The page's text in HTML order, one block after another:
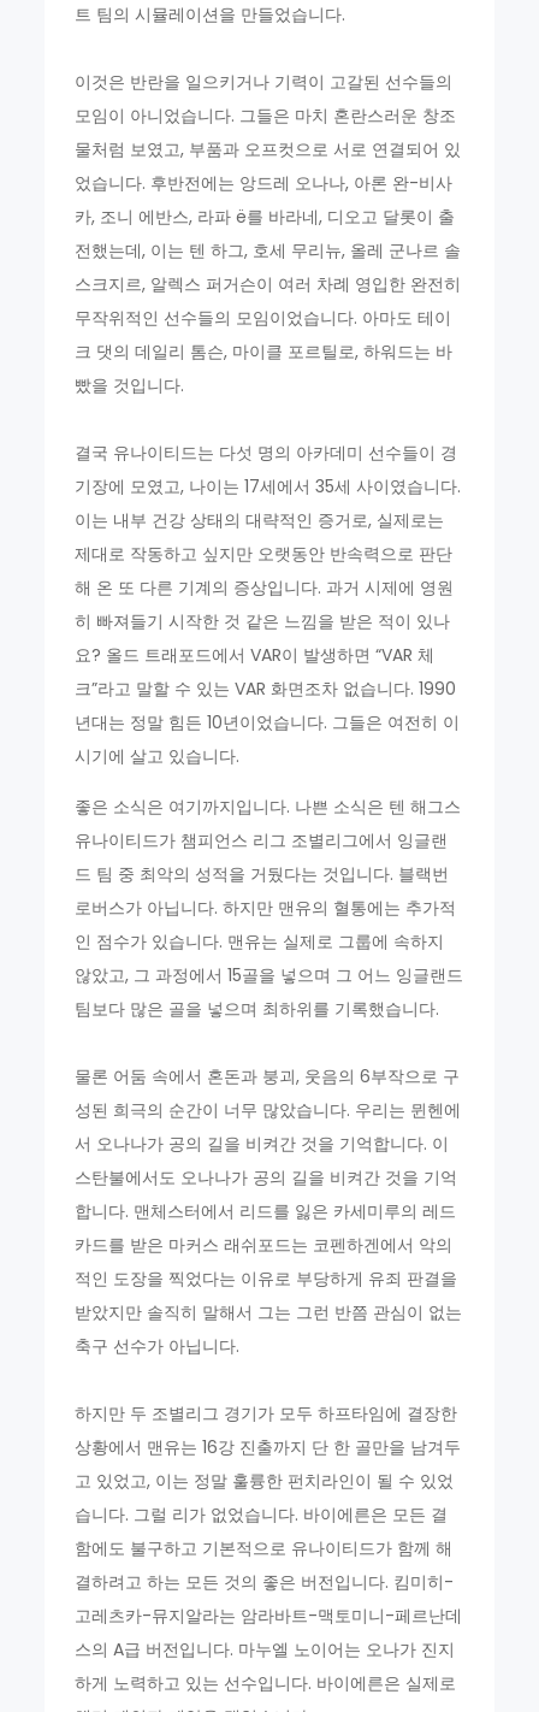
트 팀의 시뮬레이션을 만들었습니다.
이것은 반란을 일으키거나 기력이 고갈된 선수들의
모임이 아니었습니다. 그들은 마치 혼란스러운 창조
물처럼 보였고, 부품과 오프컷으로 서로 연결되어 있
었습니다. 후반전에는 앙드레 오나나, 아론 완-비사
카, 조니 에반스, 라파 ë를 바라네, 디오고 달롯이 출
전했는데, 이는 텐 하그, 호세 무리뉴, 올레 군나르 솔
스크지르, 알렉스 퍼거슨이 여러 차례 영입한 완전히
무작위적인 선수들의 모임이었습니다. 아마도 테이
크 댓의 데일리 톰슨, 마이클 포르틸로, 하워드는 바
빴을 것입니다.
결국 유나이티드는 다섯 명의 아카데미 선수들이 경
기장에 모였고, 나이는 17세에서 35세 사이였습니다.
이는 내부 건강 상태의 대략적인 증거로, 실제로는
제대로 작동하고 싶지만 오랫동안 반속력으로 판단
해 온 또 다른 기계의 증상입니다. 과거 시제에 영원
히 빠져들기 시작한 것 같은 느낌을 받은 적이 있나
요? 올드 트래포드에서 VAR이 발생하면 “VAR 체
크”라고 말할 수 있는 VAR 화면조차 없습니다. 1990
년대는 정말 힘든 10년이었습니다. 그들은 여전히 이
시기에 살고 있습니다.
좋은 소식은 여기까지입니다. 나쁜 소식은 텐 해그스
유나이티드가 챔피언스 리그 조별리그에서 잉글랜
드 팀 중 최악의 성적을 거뒀다는 것입니다. 블랙번
로버스가 아닙니다. 하지만 맨유의 혈통에는 추가적
인 점수가 있습니다. 맨유는 실제로 그룹에 속하지
않았고, 그 과정에서 15골을 넣으며 그 어느 잉글랜드
팀보다 많은 골을 넣으며 최하위를 기록했습니다.
물론 어둠 속에서 혼돈과 붕괴, 웃음의 6부작으로 구
성된 희극의 순간이 너무 많았습니다. 우리는 뮌헨에
서 오나나가 공의 길을 비켜간 것을 기억합니다. 이
스탄불에서도 오나나가 공의 길을 비켜간 것을 기억
합니다. 맨체스터에서 리드를 잃은 카세미루의 레드
카드를 받은 마커스 래쉬포드는 코펜하겐에서 악의
적인 도장을 찍었다는 이유로 부당하게 유죄 판결을
받았지만 솔직히 말해서 그는 그런 반쯤 관심이 없는
축구 선수가 아닙니다.
하지만 두 조별리그 경기가 모두 하프타임에 결장한
상황에서 맨유는 16강 진출까지 단 한 골만을 남겨두
고 있었고, 이는 정말 훌륭한 펀치라인이 될 수 있었
습니다. 그럴 리가 없었습니다. 바이에른은 모든 결
함에도 불구하고 기본적으로 유나이티드가 함께 해
결하려고 하는 모든 것의 좋은 버전입니다. 킴미히-
고레츠카-뮤지알라는 암라바트-맥토미니-페르난데
스의 A급 버전입니다. 마누엘 노이어는 오나가 진지
하게 노력하고 있는 선수입니다. 바이에른은 실제로